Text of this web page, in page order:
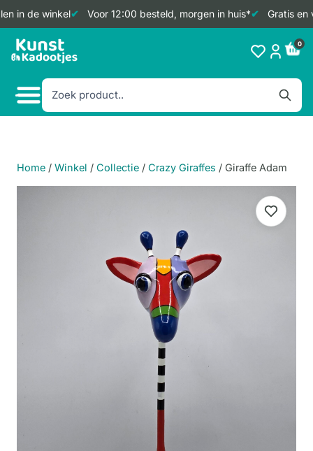
in de winkel Voor 12:00 besteld, morgen in huis* Gratis en
Doorgaan
naar
0
Home / Winkel / Collectie / Crazy Giraffes / Giraffe Adam